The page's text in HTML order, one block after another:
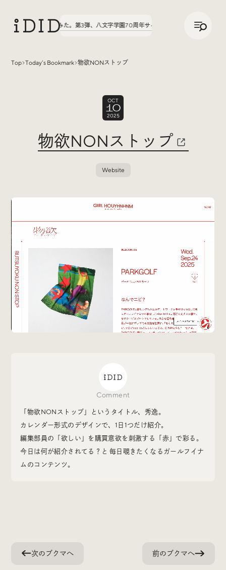
績の話、聞いてみた。第3弾、八文字学園70周年サイトが公開中！ 実績の話、聞い
JP
今月の気になるサイト
Events イベント
そのほか
今日のブクマ
iDIDメディア編集部メンバーが見つけた気になるあれこ
クリエイティブ業界のニュースやイベント情報、 今週話
Top Today’s Bookmark 物欲NONストップ
OCT
10
2025
物欲NONストップ
Website
Comment
「物欲NONストップ」というタイトル、秀逸。
カレンダー形式のデザインで、1日1つだけ紹介。
編集部員の「欲しい」を購買意欲を刺激する「赤」で彩る。
今日は何が紹介されてる？と 毎日覗きたくなるガールフイナ
ムのコンテンツ。
次のブクマへ 前のブクマへ